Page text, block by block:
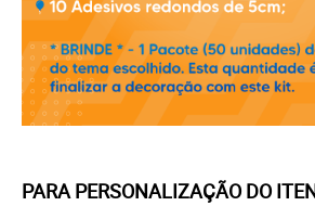
PARA PERSONALIZAÇÃO DO